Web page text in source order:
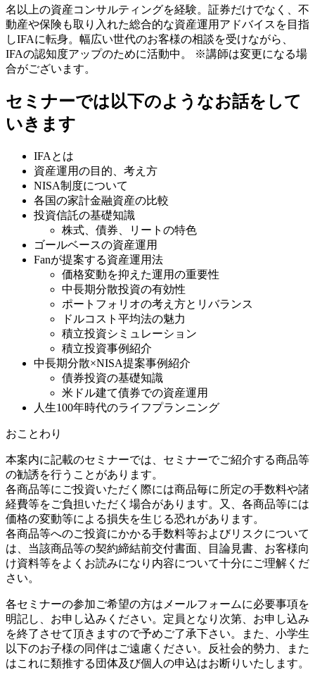
名以上の資産コンサルティングを経験。証券だけでなく、不
動産や保険も取り入れた総合的な資産運用アドバイスを目指
しIFAに転身。幅広い世代のお客様の相談を受けながら、
IFAの認知度アップのために活動中。
※講師は変更になる場
合がございます。
​セミナーでは以下のようなお話をして
いきます
IFAとは
資産運用の目的、考え方
NISA制度について
各国の家計金融資産の比較
投資信託の基礎知識
株式、債券、リートの特色
ゴールベースの資産運用
Fanが提案する資産運用法
価格変動を抑えた運用の重要性
中長期分散投資の有効性
ポートフォリオの考え方とリバランス
ドルコスト平均法の魅力
積立投資シミュレーション
積立投資事例紹介
中長期分散×NISA提案事例紹介
債券投資の基礎知識
米ドル建て債券での資産運用
人生100年時代のライフプランニング
おことわり
本案内に記載のセミナーでは、セミナーでご紹介する商品等
の勧誘を行うことがあります。
各商品等にご投資いただく際には商品毎に所定の手数料や諸
経費等をご負担いただく場合があります。又、各商品等には
価格の変動等による損失を生じる恐れがあります。
各商品等へのご投資にかかる手数料等およびリスクについて
は、当該商品等の契約締結前交付書面、目論見書、お客様向
け資料等をよくお読みになり内容について十分にご理解くだ
さい。
各セミナーの参加ご希望の方はメールフォームに必要事項を
明記し、お申し込みください。定員となり次第、お申し込み
を終了させて頂きますので予めご了承下さい。また、小学生
以下のお子様の同伴はご遠慮ください。反社会的勢力、また
はこれに類推する団体及び個人の申込はお断りいたします。